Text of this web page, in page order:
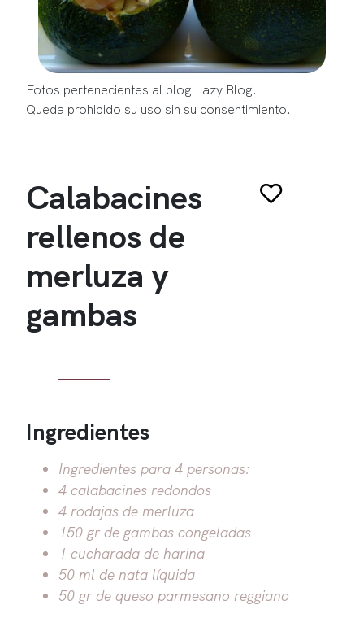
Fotos pertenecientes al blog Lazy Blog.
Queda prohibido su uso sin su consentimiento.
Calabacines
rellenos de
merluza y
gambas
Ingredientes
Ingredientes para 4 personas:
4 calabacines redondos
4 rodajas de merluza
150 gr de gambas congeladas
1 cucharada de harina
50 ml de nata líquida
50 gr de queso parmesano reggiano